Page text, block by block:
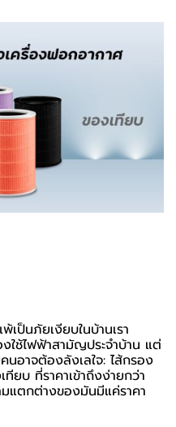
ป็นภัยเงียบในบ้านเรา
ใช้ไฟฟ้าสามัญประจำบ้าน แต่
นอาจต้องลังเลใจ: ไส้กรอง
ยบ ที่ราคาเข้าถึงง่ายกว่า
มแตกต่างของมันมีแค่ราคา